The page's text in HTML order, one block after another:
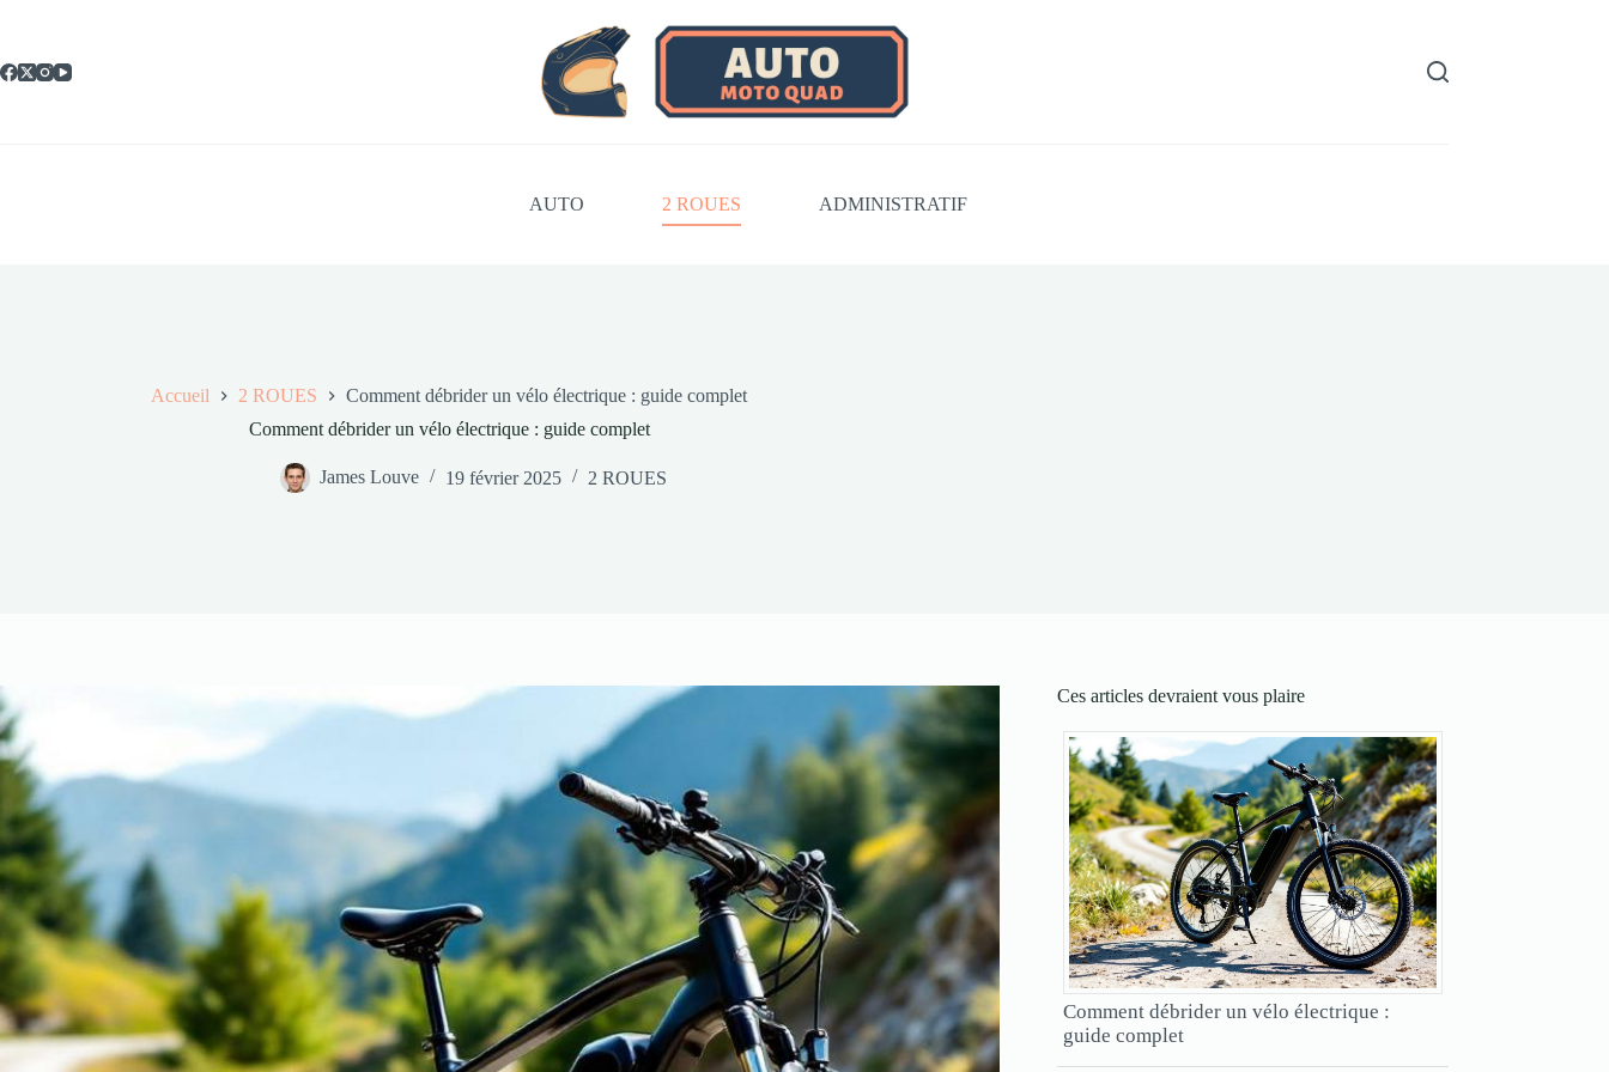
AUTO 2 ROUES ADMINISTRATIF
Accueil 2 ROUES
Comment débrider un vélo électrique : guide complet
Comment débrider un vélo électrique : guide complet
James Louve 19 février 2025 2 ROUES
Ces articles devraient vous plaire
Comment débrider un vélo électrique :
guide complet